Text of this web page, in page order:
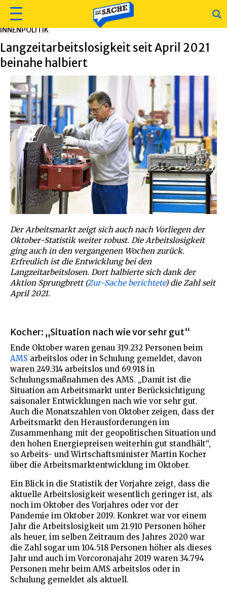
INNENPOLITIK
Langzeitarbeitslosigkeit seit April 2021
beinahe halbiert
Der Arbeitsmarkt zeigt sich auch nach Vorliegen der
Oktober-Statistik weiter robust. Die Arbeitslosigkeit
ging auch in den vergangenen Wochen zurück.
Erfreulich ist die Entwicklung bei den
Langzeitarbeitslosen. Dort halbierte sich dank der
Aktion Sprungbrett (Zur-Sache berichtete) die Zahl seit
April 2021.
Kocher: „Situation nach wie vor sehr gut“
Ende Oktober waren genau 319.232 Personen beim
AMS arbeitslos oder in Schulung gemeldet, davon
waren 249.314 arbeitslos und 69.918 in
Schulungsmaßnahmen des AMS. „Damit ist die
Situation am Arbeitsmarkt unter Berücksichtigung
saisonaler Entwicklungen nach wie vor sehr gut.
Auch die Monatszahlen von Oktober zeigen, dass der
Arbeitsmarkt den Herausforderungen im
Zusammenhang mit der geopolitischen Situation und
den hohen Energiepreisen weiterhin gut standhält“,
so Arbeits- und Wirtschaftsminister Martin Kocher
über die Arbeitsmarktentwicklung im Oktober.
Ein Blick in die Statistik der Vorjahre zeigt, dass die
aktuelle Arbeitslosigkeit wesentlich geringer ist, als
noch im Oktober des Vorjahres oder vor der
Pandemie im Oktober 2019. Konkret war vor einem
Jahr die Arbeitslosigkeit um 21.910 Personen höher
als heuer, im selben Zeitraum des Jahres 2020 war
die Zahl sogar um 104.518 Personen höher als dieses
Jahr und auch im Vorcoronajahr 2019 waren 34.794
Personen mehr beim AMS arbeitslos oder in
Schulung gemeldet als aktuell.